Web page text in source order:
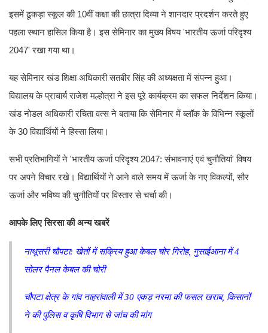
इसमें ढूकड़ा स्कूल की 10वीं कक्षा की छात्रा दिव्या ने शानदार प्रदर्शन करते हुए
पहला स्थान हासिल किया है। इस सेमिनार का मुख्य विषय 'भारतीय ऊर्जा परिदृश्य
2047' रखा गया था।
यह सेमिनार खंड शिक्षा अधिकारी सतबीर सिंह की अध्यक्षता में संपन्न हुआ।
विद्यालय के प्राचार्य राजेश मल्होत्रा ने इस पूरे कार्यक्रम का सफल निर्देशन किया।
खंड नोडल अधिकारी रचिता वत्स ने बताया कि सेमिनार में ब्लॉक के विभिन्न स्कूलों
के 30 विद्यार्थियों ने हिस्सा लिया।
सभी प्रतिभागियों ने 'भारतीय ऊर्जा परिदृश्य 2047: संभावनाएं एवं चुनौतियां' विषय
पर अपने विचार रखे। विद्यार्थियों ने आने वाले समय में ऊर्जा के नए विकल्पों, सौर
ऊर्जा और भविष्य की चुनौतियों पर विस्तार से चर्चा की।
आपके लिए सिरसा की अन्य खबरें
नाथूसरी चौपटा: खेतों में सक्रिय हुआ केबल चोर गिरोह, गुसाईआना में 4
सोलर पैनल केबल की चोरी
चौपटा क्षेत्र के गांव नाहरांवाली में 30 एकड़ नरमा की फसल खराब, किसानों
ने की पुलिस व कृषि विभाग से जांच की मांग